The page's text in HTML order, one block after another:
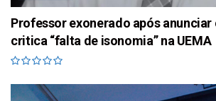
Professor exonerado após
critica “falta de isonomia” na UEMA